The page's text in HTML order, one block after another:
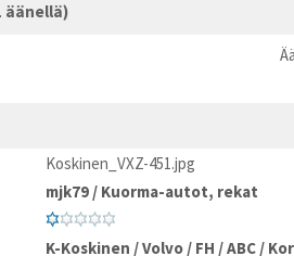
äänellä)
Koskinen_VXZ-451.jpg
mjk79 / Kuorma-autot, rekat
K-Koskinen /Volvo / FH /ABC /